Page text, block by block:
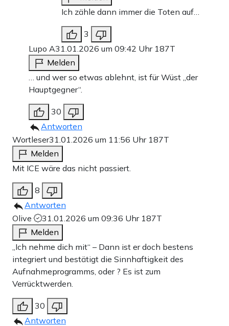
Ich zähle dann immer die Toten auf…
3
Lupo A31.01.2026 um 09:42 Uhr 187T
Melden
… und wer so etwas ablehnt, ist für Wüst „der
Hauptgegner“.
30
Antworten
Wortleser31.01.2026 um 11:56 Uhr 187T
Melden
Mit ICE wäre das nicht passiert.
8
Antworten
Olive
31.01.2026 um 09:36 Uhr 187T
Melden
„Ich nehme dich mit“ – Dann ist er doch bestens
integriert und bestätigt die Sinnhaftigkeit des
Aufnahmeprogramms, oder ? Es ist zum
Verrücktwerden.
30
Antworten